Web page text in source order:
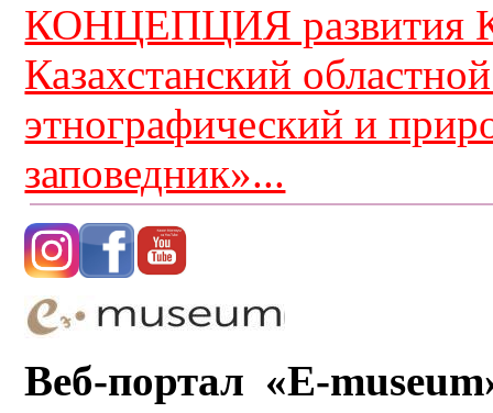
КОНЦЕПЦИЯ развития
Казахстанский
этнографический и
заповедник»...
Веб-портал «E-